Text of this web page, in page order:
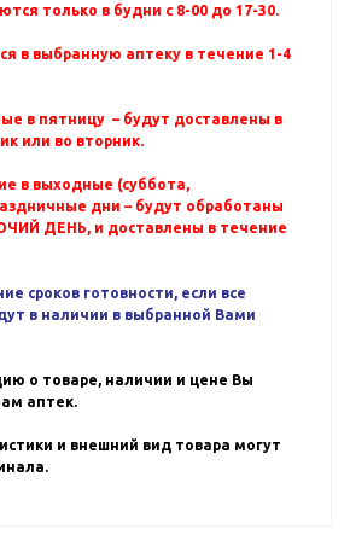
только в будни с 8-00 до 17-30.
в выбранную аптеку в течение 1-4
в пятницу – будут доставлены в
или во вторник.
в выходные (суббота,
дни – будут обработаны
ДЕНЬ, и доставлены в течение
сроков готовности, если все
в наличии в выбранной Вами
о товаре, наличии и цене Вы
аптек.
и внешний вид товара могут